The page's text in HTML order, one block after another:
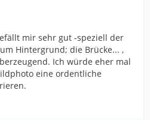
mir sehr gut -speziell der
Hintergrund; die Brücke... ,
Ich würde eher mal
eine ordentliche